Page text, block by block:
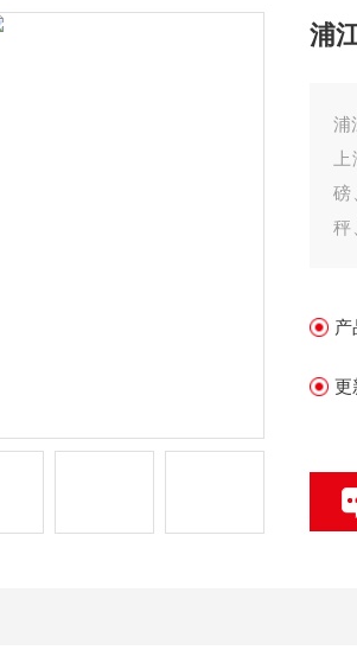
浦
浦
磅
秤
均
产
更